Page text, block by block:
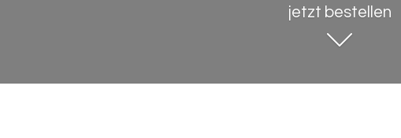
jetzt bestellen